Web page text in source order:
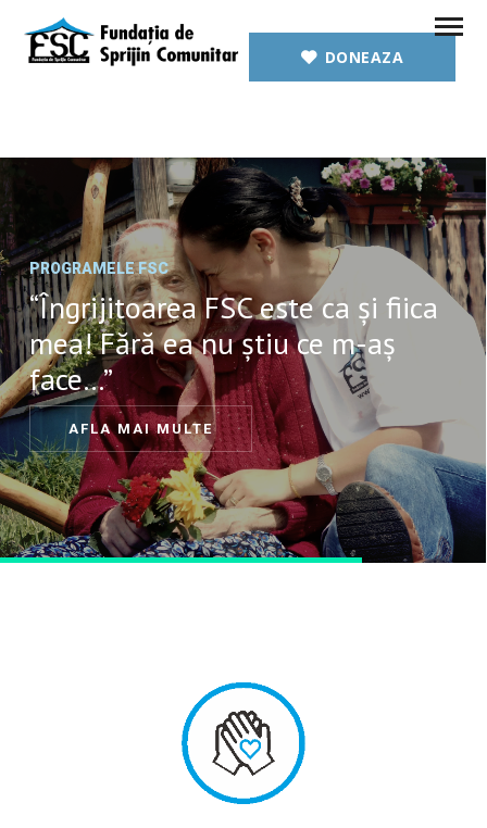
DONEAZA
“Îngrijitoarea FSC este ca și fiica
mea! Fără ea nu știu ce m-aș
face…”
PROGRAMELE FSC
AFLA MAI MULTE